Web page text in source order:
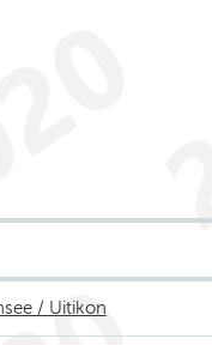
/ Uitikon